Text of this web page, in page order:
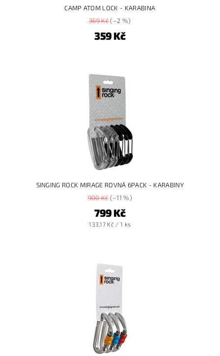
CAMP ATOM LOCK - KARABINA
369 Kč(–2 %)
359 Kč
SINGING ROCK MIRAGE ROVNÁ 6PACK - KARABINY
900 Kč(–11 %)
799 Kč
133,17 Kč / 1 ks